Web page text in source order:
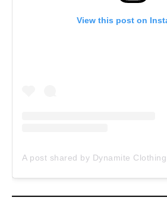
View this post on